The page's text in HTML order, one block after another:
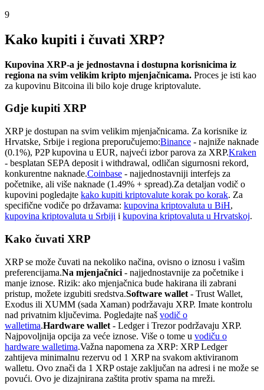
9
Kako kupiti i čuvati XRP?
Kupovina XRP-a je jednostavna i dostupna korisnicima iz
regiona na svim velikim kripto mjenjačnicama. Proces je isti kao
za kupovinu Bitcoina ili bilo koje druge kriptovalute.
Gdje kupiti XRP
XRP je dostupan na svim velikim mjenjačnicama. Za korisnike iz
Hrvatske, Srbije i regiona preporučujemo:Binance - najniže naknade
(0.1%), P2P kupovina u EUR, najveći izbor parova za XRP.Kraken
- besplatan SEPA deposit i withdrawal, odličan sigurnosni rekord,
konkurentne naknade.Coinbase - najjednostavniji interfejs za
početnike, ali više naknade (1.49% + spread).Za detaljan vodič o
kupovini pogledajte kako kupiti kriptovalute korak po korak. Za
specifične vodiče po državama: kupovina kriptovaluta u BiH,
kupovina kriptovaluta u Srbiji i kupovina kriptovaluta u Hrvatskoj.
Kako čuvati XRP
XRP se može čuvati na nekoliko načina, ovisno o iznosu i vašim
preferencijama.Na mjenjačnici - najjednostavnije za početnike i
manje iznose. Rizik: ako mjenjačnica bude hakirana ili zabrani
pristup, možete izgubiti sredstva.Software wallet - Trust Wallet,
Exodus ili XUMM (sada Xaman) podržavaju XRP. Imate kontrolu
nad privatnim ključevima. Pogledajte naš vodič o
walletima.Hardware wallet - Ledger i Trezor podržavaju XRP.
Najpovoljnija opcija za veće iznose. Više o tome u vodiču o
hardware walletima.Važna napomena za XRP: XRP Ledger
zahtijeva minimalnu rezervu od 1 XRP na svakom aktiviranom
walletu. Ovo znači da 1 XRP ostaje zaključan na adresi i ne može se
povući. Ovo je dizajnirana zaštita protiv spama na mreži.